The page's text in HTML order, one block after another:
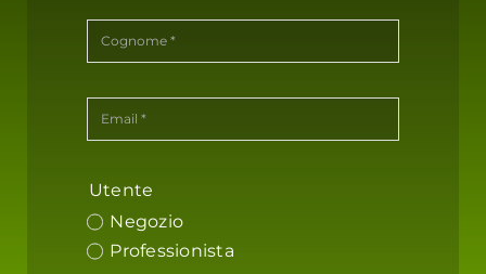
Utente
Negozio
Professionista